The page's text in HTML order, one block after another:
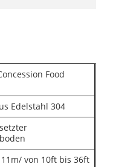
Food
Edelstahl 304
von 10ft bis 36ft